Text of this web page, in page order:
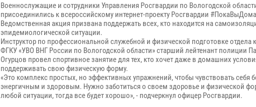
Военнослужащие и сотрудники Управления Росгвардии по Вологодской
присоединились к всероссийскому интернет-проекту Росгвардии
Ведомственная акция призвана поддержать всех, кто находится на
эпидемиологической ситуации.
Инструктор по профессиональной служебной и физической подготовке отдела
ФГКУ «УВО ВНГ России по Вологодской области» старший лейтенант полиции
Огурцов провел спортивное занятие для тех, кто хочет даже в домашних
поддерживать свою физическую форму.
«Это комплекс простых, но эффективных упражнений, чтобы чувствовать себя
энергичным и здоровым. Нужно заботиться о своем здоровье и физической
любой ситуации, тогда все будет хорошо», - подчеркнул офицер Росгвардии.